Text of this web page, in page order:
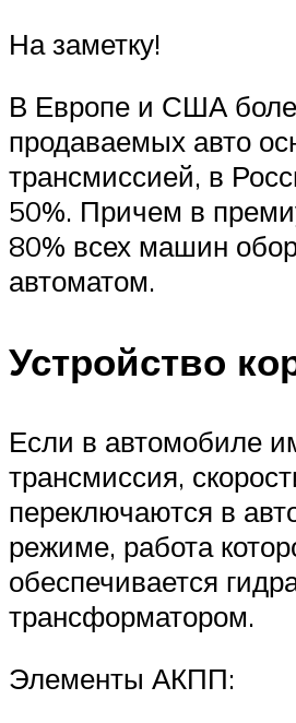
На заметку!
В Европе и США
продаваемых авто
трансмиссией, в
50%. Причем в
80% всех машин
автоматом.
Устройство
Если в автомобиле
трансмиссия,
переключаются в
режиме, работа
обеспечивается
трансформатором.
Элементы АКПП: